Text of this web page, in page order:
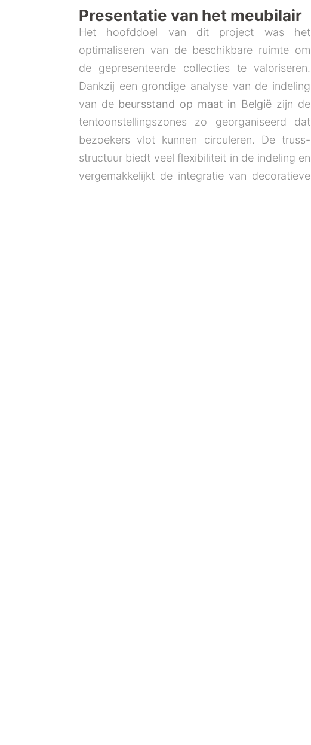
Presentatie van het meubilair
Het hoofddoel van dit project was het
optimaliseren van de beschikbare ruimte om
de gepresenteerde collecties te valoriseren.
Dankzij een grondige analyse van de indeling
van de beursstand op maat in België zijn de
tentoonstellingszones zo georganiseerd dat
bezoekers vlot kunnen circuleren. De truss-
structuur biedt veel flexibiliteit in de indeling en
vergemakkelijkt de integratie van decoratieve
om een stand te creëren die zowel functioneel